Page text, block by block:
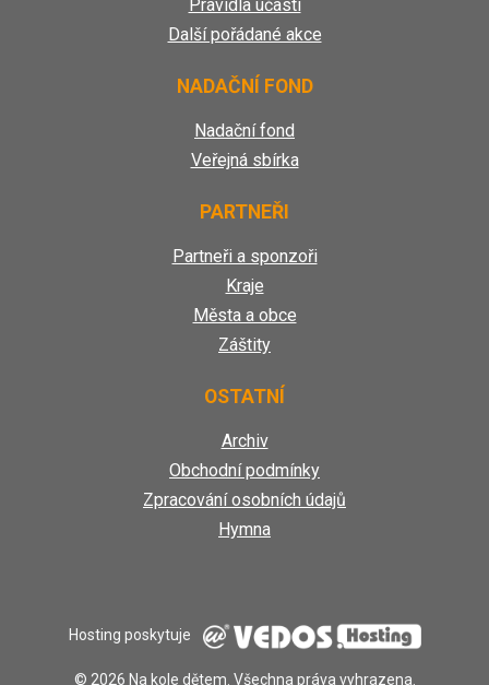
Pravidla účasti
Další pořádané akce
NADAČNÍ FOND
Nadační fond
Veřejná sbírka
PARTNEŘI
Partneři a sponzoři
Kraje
Města a obce
Záštity
OSTATNÍ
Archiv
Obchodní podmínky
Zpracování osobních údajů
Hymna
Hosting poskytuje
© 2026 Na kole dětem. Všechna práva vyhrazena.